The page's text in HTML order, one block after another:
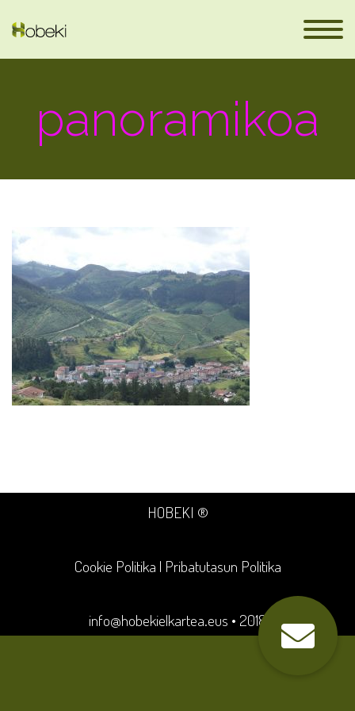
eus
panoramikoa
HOBEKI ®
Cookie Politika | Pribatutasun Politika
info@hobekielkartea.eus • 2018